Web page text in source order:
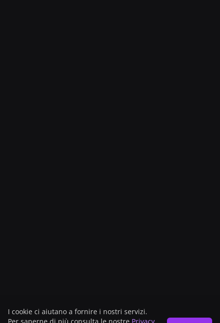
I cookie ci aiutano a fornire i nostri servizi.